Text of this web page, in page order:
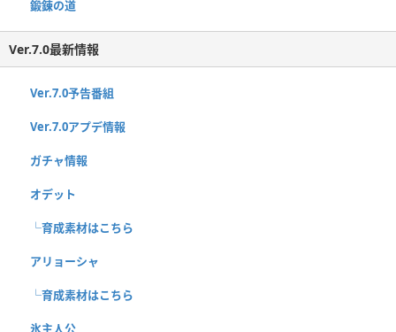
鍛錬の道
Ver.7.0最新情報
Ver.7.0予告番組
Ver.7.0アプデ情報
ガチャ情報
オデット
└育成素材はこちら
アリョーシャ
└育成素材はこちら
氷主人公